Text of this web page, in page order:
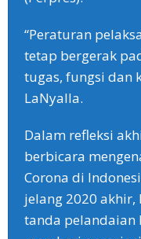
“Peraturan
tetap bergerak
tugas, fungsi dan
LaNyalla.
Dalam refleksi
berbicara
Corona di
jelang 2020
tanda pelandaian